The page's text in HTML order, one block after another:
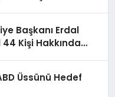
Başkanı Erdal
Kişi Hakkında
Üssünü Hedef